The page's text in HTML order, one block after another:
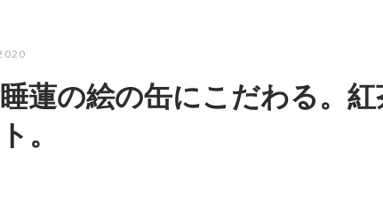
蓮の絵の缶にこだわる。
。